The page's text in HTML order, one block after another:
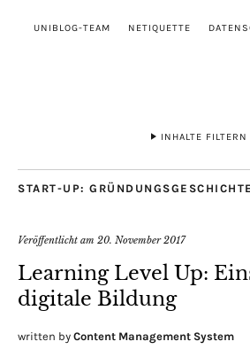
UNIBLOG-TEAM NETIQUETTE
INHALTE FILTERN
START-UP:
Veröffentlicht am 20. November 2017
Learning Level Up:
digitale Bildung
written by Content Management System